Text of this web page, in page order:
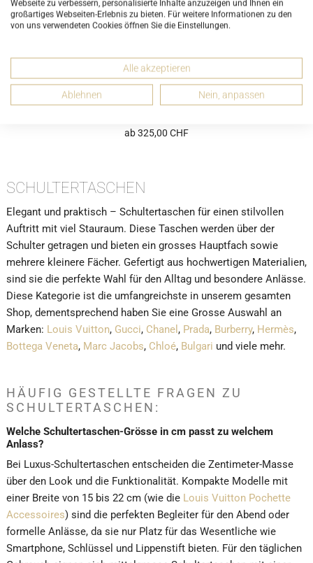
Miu Miu Umhängetasche Rosa Mughetto Fell Teddytasche
ab 325,00 CHF
SCHULTERTASCHEN
Elegant und praktisch – Schultertaschen für einen stilvollen
Auftritt mit viel Stauraum. Diese Taschen werden über der
Schulter getragen und bieten ein grosses Hauptfach sowie
mehrere kleinere Fächer. Gefertigt aus hochwertigen Materialien,
sind sie die perfekte Wahl für den Alltag und besondere Anlässe.
Diese Kategorie ist die umfangreichste in unserem gesamten
Shop, dementsprechend haben Sie eine Grosse Auswahl an
Marken: Louis Vuitton, Gucci, Chanel , Prada, Burberry, Hermès,
Bottega Veneta, Marc Jacobs, Chloé, Bulgari und viele mehr.
HÄUFIG GESTELLTE FRAGEN ZU
SCHULTERTASCHEN:
Welche Schultertaschen-Grösse in cm passt zu welchem
Anlass?
Bei Luxus-Schultertaschen entscheiden die Zentimeter-Masse
über den Look und die Funktionalität. Kompakte Modelle mit
einer Breite von 15 bis 22 cm (wie die Louis Vuitton Pochette
Accessoires) sind die perfekten Begleiter für den Abend oder
formelle Anlässe, da sie nur Platz für das Wesentliche wie
Smartphone, Schlüssel und Lippenstift bieten. Für den täglichen
Webseite zu verbessern, personalisierte Inhalte anzuzeigen und Ihnen ein
großartiges Webseiten-Erlebnis zu bieten. Für weitere Informationen zu den
von uns verwendeten Cookies öffnen Sie die Einstellungen.
Alle akzeptieren
Ablehnen Nein, anpassen